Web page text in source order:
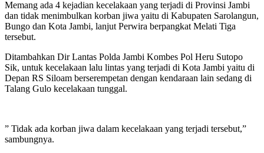
Memang ada 4 kejadian kecelakaan yang terjadi di Provinsi Jambi
dan tidak menimbulkan korban jiwa yaitu di Kabupaten Sarolangun,
Bungo dan Kota Jambi, lanjut Perwira berpangkat Melati Tiga
tersebut.
Ditambahkan Dir Lantas Polda Jambi Kombes Pol Heru Sutopo
Sik, untuk kecelakaan lalu lintas yang terjadi di Kota Jambi yaitu di
Depan RS Siloam berserempetan dengan kendaraan lain sedang di
Talang Gulo kecelakaan tunggal.
” Tidak ada korban jiwa dalam kecelakaan yang terjadi tersebut,”
sambungnya.